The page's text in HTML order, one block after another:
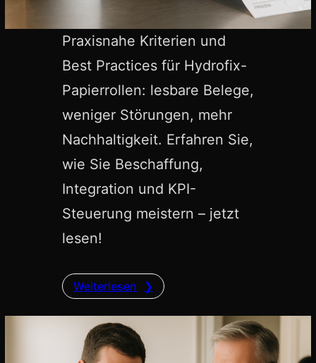
Praxisnahe Kriterien und
Best Practices für Hydrofix-
Papierrollen: lesbare Belege,
weniger Störungen, mehr
Nachhaltigkeit. Erfahren Sie,
wie Sie Beschaffung,
Integration und KPI-
Steuerung meistern – jetzt
lesen!
Weiterlesen